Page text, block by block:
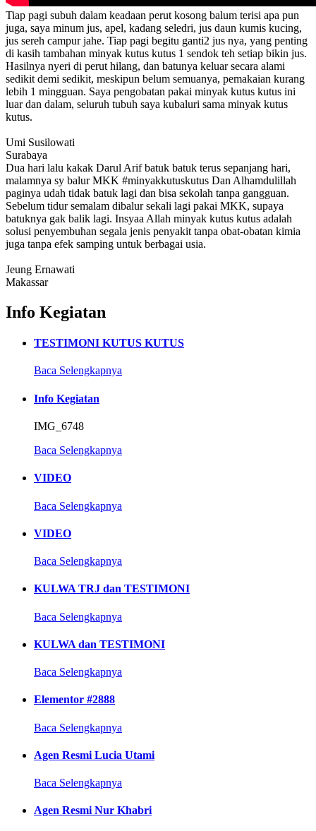
Tiap pagi subuh dalam keadaan perut kosong balum terisi apa pun
juga, saya minum jus, apel, kadang seledri, jus daun kumis kucing,
jus sereh campur jahe. Tiap pagi begitu ganti2 jus nya, yang penting
di kasih tambahan minyak kutus kutus 1 sendok teh setiap bikin jus.
Hasilnya nyeri di perut hilang, dan batunya keluar secara alami
sedikit demi sedikit, meskipun belum semuanya, pemakaian kurang
lebih 1 mingguan. Saya pengobatan pakai minyak kutus kutus ini
luar dan dalam, seluruh tubuh saya kubaluri sama minyak kutus
kutus.
Umi Susilowati
Surabaya
Dua hari lalu kakak Darul Arif batuk batuk terus sepanjang hari,
malamnya sy balur MKK #minyakkutuskutus Dan Alhamdulillah
paginya udah tidak batuk lagi dan bisa sekolah tanpa gangguan.
Sebelum tidur semalam dibalur sekali lagi pakai MKK, supaya
batuknya gak balik lagi. Insyaa Allah minyak kutus kutus adalah
solusi penyembuhan segala jenis penyakit tanpa obat-obatan kimia
juga tanpa efek samping untuk berbagai usia.
Jeung Ernawati
Makassar
Info Kegiatan
TESTIMONI KUTUS KUTUS
Baca Selengkapnya
Info Kegiatan
IMG_6748
Baca Selengkapnya
VIDEO
Baca Selengkapnya
VIDEO
Baca Selengkapnya
KULWA TRJ dan TESTIMONI
Baca Selengkapnya
KULWA dan TESTIMONI
Baca Selengkapnya
Elementor #2888
Baca Selengkapnya
Agen Resmi Lucia Utami
Baca Selengkapnya
Agen Resmi Nur Khabri